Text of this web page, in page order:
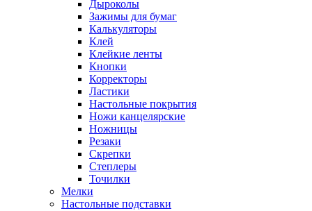
Дыроколы
Зажимы для бумаг
Калькуляторы
Клей
Клейкие ленты
Кнопки
Корректоры
Ластики
Настольные покрытия
Ножи канцелярские
Ножницы
Резаки
Скрепки
Степлеры
Точилки
Мелки
Настольные подставки